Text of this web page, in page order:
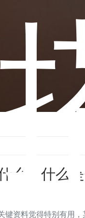
么、什么是
键资料觉得特别有用